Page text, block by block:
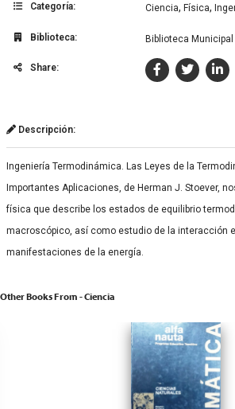
Categoría: Ciencia, Física,
Biblioteca: Biblioteca
Share:
Descripción:
Ingeniería Termodinámica. Las Leyes de la
Importantes Aplicaciones, de Herman J. Stoever,
física que describe los estados de equilibrio
macroscópico, así como estudio de la interacción
manifestaciones de la energía.
Other Books From - Ciencia